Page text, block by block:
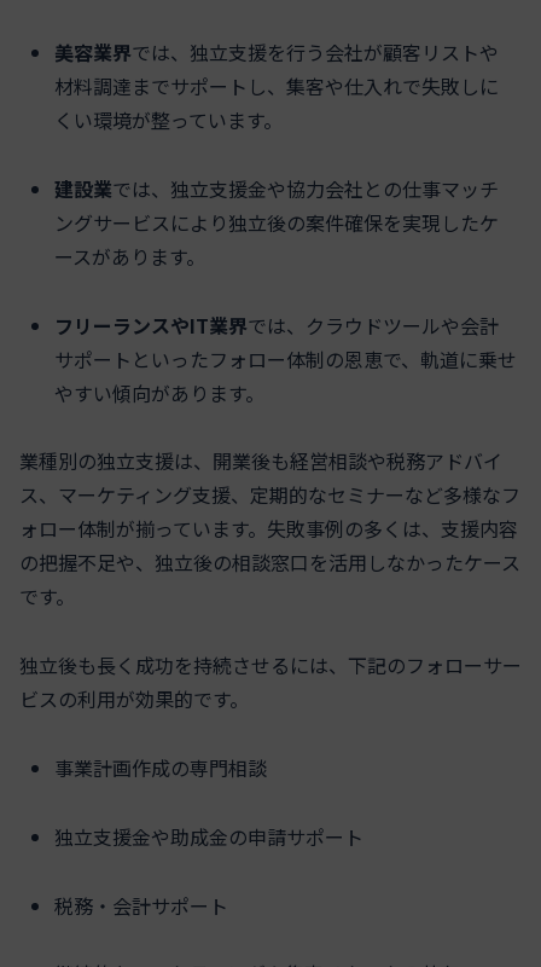
美容業界では、独立支援を行う会社が顧客リストや
材料調達までサポートし、集客や仕入れで失敗しに
くい環境が整っています。
建設業では、独立支援金や協力会社との仕事マッチ
ングサービスにより独立後の案件確保を実現したケ
ースがあります。
フリーランスやIT業界では、クラウドツールや会計
サポートといったフォロー体制の恩恵で、軌道に乗せ
やすい傾向があります。
業種別の独立支援は、開業後も経営相談や税務アドバイ
ス、マーケティング支援、定期的なセミナーなど多様なフ
ォロー体制が揃っています。失敗事例の多くは、支援内容
の把握不足や、独立後の相談窓口を活用しなかったケース
です。
独立後も長く成功を持続させるには、下記のフォローサー
ビスの利用が効果的です。
事業計画作成の専門相談
独立支援金や助成金の申請サポート
税務・会計サポート